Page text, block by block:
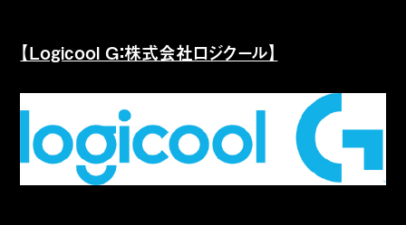
【Logicool G：株式会社ロジクール】